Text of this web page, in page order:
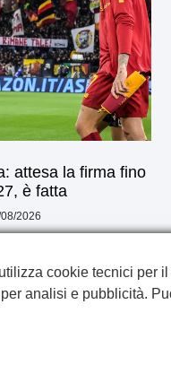
attesa la firma fino
è fatta
2026
cookie tecnici per
analisi e pubblicità.